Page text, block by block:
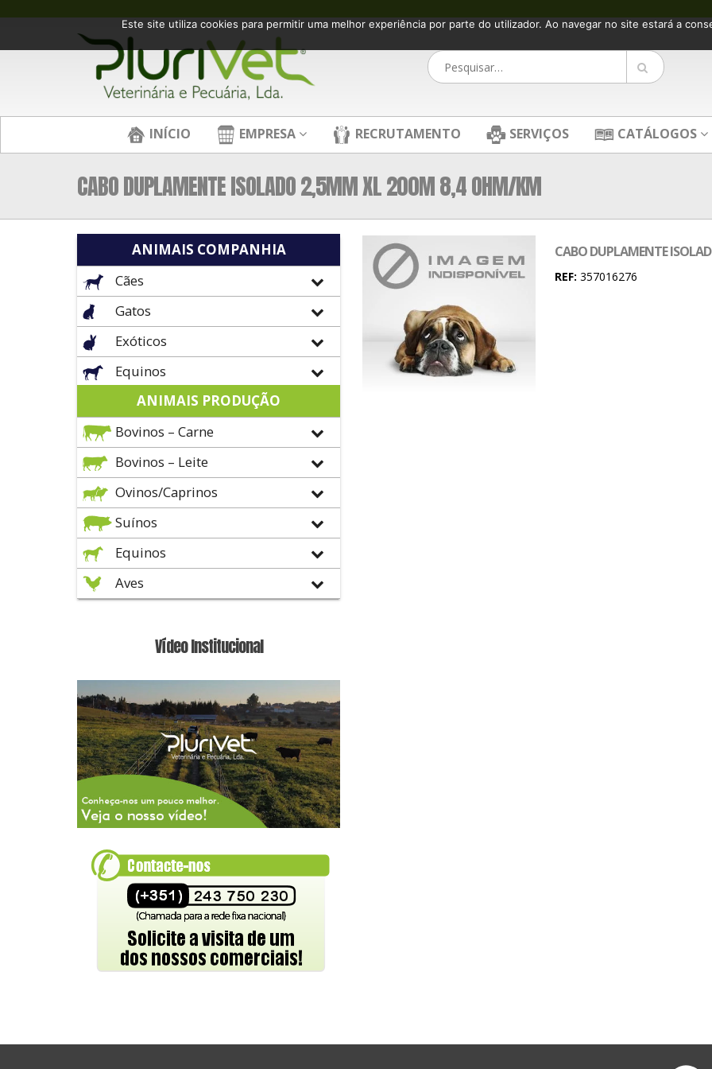
INÍCIO EMPRESA RECRUTAMENTO SERVIÇOS CATÁLOGOS
CABO DUPLAMENTE ISOLADO 2,5MM XL 200M 8,4 OHM/KM
CABO DUPLAMENTE
REF: 357016276
ANIMAIS COMPANHIA
Cães
Gatos
Exóticos
Equinos
ANIMAIS PRODUÇÃO
Bovinos – Carne
Bovinos – Leite
Ovinos/Caprinos
Suínos
Equinos
Aves
Vídeo Institucional
Este site utiliza cookies para permitir uma melhor experiência por parte do utilizador. Ao navegar no site estará a